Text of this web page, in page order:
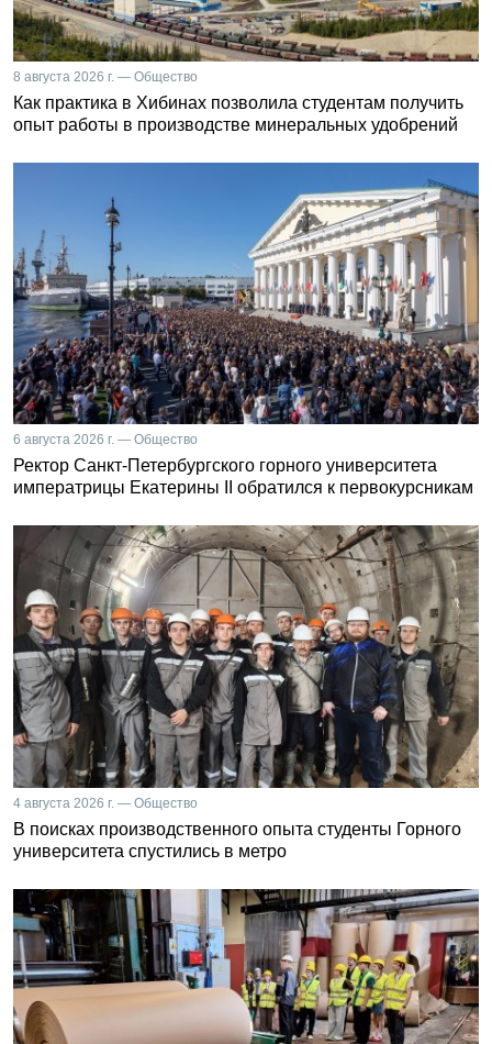
8 августа 2026 г. — Общество
Как практика в Хибинах позволила студентам получить
опыт работы в производстве минеральных удобрений
6 августа 2026 г. — Общество
Ректор Санкт-Петербургского горного университета
императрицы Екатерины II обратился к первокурсникам
4 августа 2026 г. — Общество
В поисках производственного опыта студенты Горного
университета спустились в метро